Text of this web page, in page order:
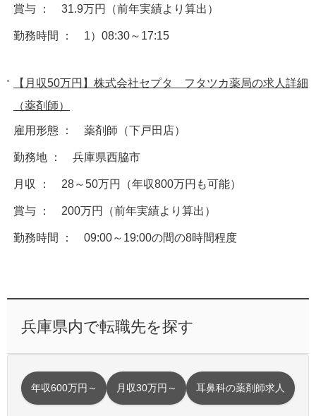
賞与 ： 31.9万円（前年実績より算出）
勤務時間 ： 1）08:30～17:15
【月収50万円】株式会社セプタ フタツカ薬局の求人詳細
（薬剤師）
雇用形態 ： 薬剤師（下戸田店）
勤務地 ： 兵庫県西脇市
月収 ： 28～50万円（年収800万円も可能）
賞与 ： 200万円（前年実績より算出）
勤務時間 ： 09:00～19:00の間の8時間程度
兵庫県内で転職先を探す
年収600万円～ 月収30万円～ 耳鼻科の薬剤師求人